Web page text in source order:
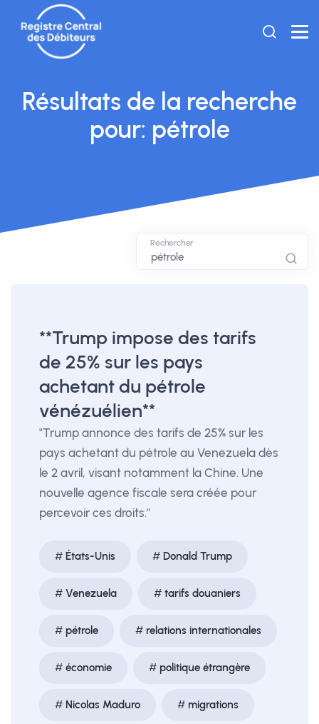
Résultats de la recherche
pour: pétrole
Rechercher
**Trump impose des tarifs
de 25% sur les pays
achetant du pétrole
vénézuélien**
"Trump annonce des tarifs de 25% sur les
pays achetant du pétrole au Venezuela dès
le 2 avril, visant notamment la Chine. Une
nouvelle agence fiscale sera créée pour
percevoir ces droits."
États-Unis Donald Trump
Venezuela tarifs douaniers
pétrole relations internationales
économie politique étrangère
Nicolas Maduro migrations